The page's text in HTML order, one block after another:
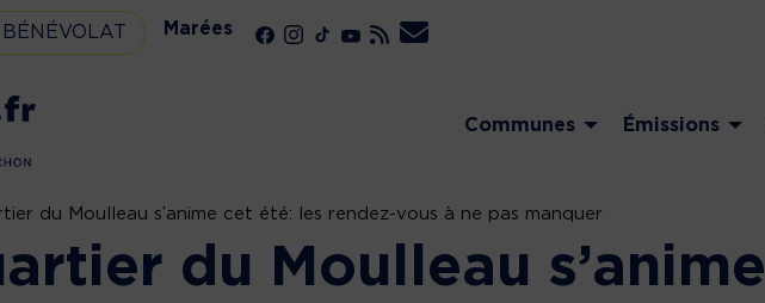
Marées
Communes Émissions
du Moulleau s’anime cet été: les rendez-vous à ne pas manquer
du Moulleau s’anime